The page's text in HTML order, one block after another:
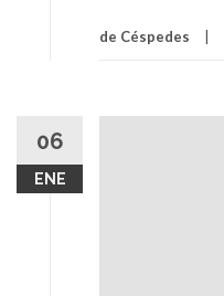
de Céspedes
06
ENE